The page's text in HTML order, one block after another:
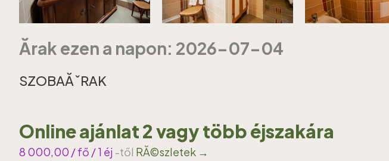
Ărak ezen a napon: 2026-07-04
SZOBAĂˇRAK
Online ajánlat 2 vagy több éjszakára
8 000,00 / fő / 1 éj -től RĂ©szletek →